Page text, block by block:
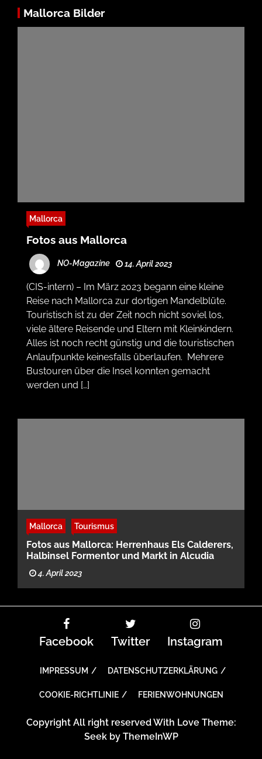
Mallorca Bilder
Mallorca
Fotos aus Mallorca
NO-Magazine 14. April 2023
(CIS-intern) – Im März 2023 begann eine kleine
Reise nach Mallorca zur dortigen Mandelblüte.
Touristisch ist zu der Zeit noch nicht soviel los,
viele ältere Reisende und Eltern mit Kleinkindern.
Alles ist noch recht günstig und die touristischen
Anlaufpunkte keinesfalls überlaufen. Mehrere
Bustouren über die Insel konnten gemacht
werden und […]
Mallorca Tourismus
Fotos aus Mallorca: Herrenhaus Els Calderers,
Halbinsel Formentor und Markt in Alcudia
4. April 2023
Facebook Twitter Instagram
IMPRESSUM DATENSCHUTZERKLÄRUNG
COOKIE-RICHTLINIE FERIENWOHNUNGEN
Copyright All right reserved With Love Theme:
Seek by ThemeInWP